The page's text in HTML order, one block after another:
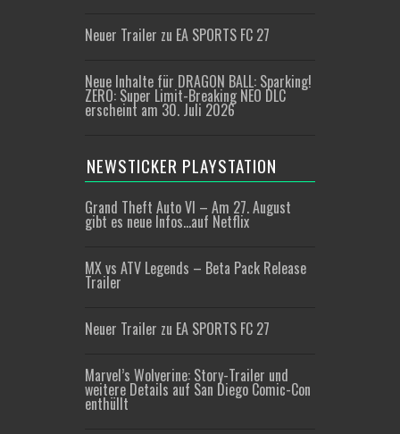
Neuer Trailer zu EA SPORTS FC 27
Neue Inhalte für DRAGON BALL: Sparking!
ZERO: Super Limit-Breaking NEO DLC
erscheint am 30. Juli 2026
NEWSTICKER PLAYSTATION
Grand Theft Auto VI – Am 27. August
gibt es neue Infos…auf Netflix
MX vs ATV Legends – Beta Pack Release
Trailer
Neuer Trailer zu EA SPORTS FC 27
Marvel’s Wolverine: Story-Trailer und
weitere Details auf San Diego Comic-Con
enthüllt